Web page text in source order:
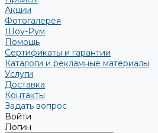
Акции
Фотогалерея
Шоу-Рум
Помощь
Сертификаты и гарантии
Каталоги и рекламные материалы
Услуги
Доставка
Контакты
Задать вопрос
Войти
Логин